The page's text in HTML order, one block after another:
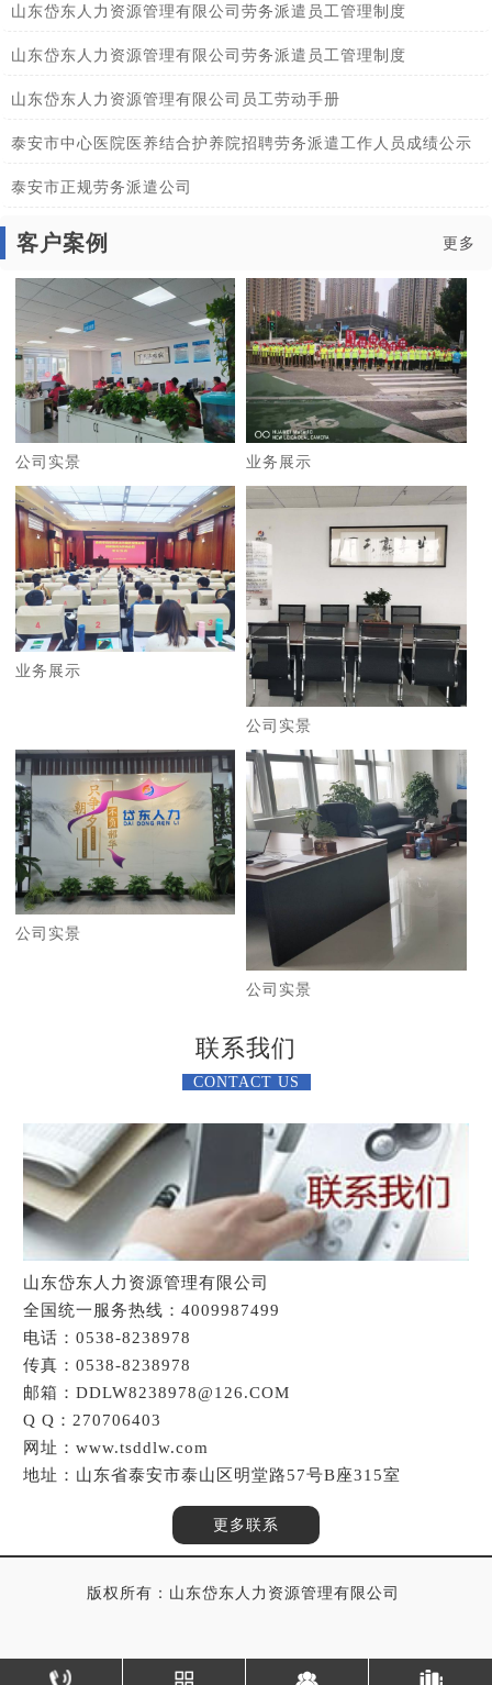
山东岱东人力资源管理有限公司劳务派遣员工管理制度
山东岱东人力资源管理有限公司劳务派遣员工管理制度
山东岱东人力资源管理有限公司员工劳动手册
泰安市中心医院医养结合护养院招聘劳务派遣工作人员成绩公示
泰安市正规劳务派遣公司
客户案例 更多
公司实景 业务展示
业务展示
公司实景
公司实景
公司实景
联系我们
CONTACT US
山东岱东人力资源管理有限公司
全国统一服务热线：4009987499
电话：0538-8238978
传真：0538-8238978
邮箱：DDLW8238978@126.COM
Q Q：270706403
网址：www.tsddlw.com
地址：山东省泰安市泰山区明堂路57号B座315室
更多联系
版权所有：山东岱东人力资源管理有限公司